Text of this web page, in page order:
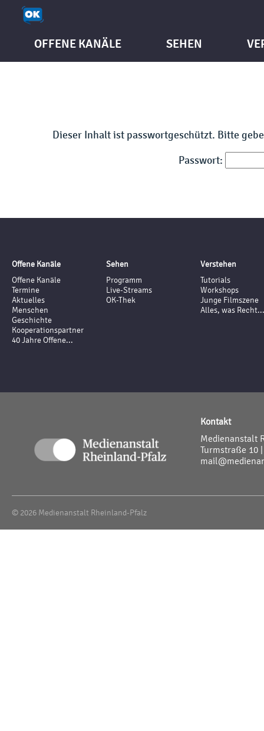
OFFENE KANÄLE SEHEN
Dieser Inhalt ist passwortgeschützt. Bitte
Passwort:
Offene Kanäle
Offene Kanäle
Termine
Aktuelles
Menschen
Geschichte
Kooperationspartner
40 Jahre Offene...
Sehen
Programm
Live-Streams
OK-Thek
Verstehen
Tutorials
Workshops
Junge Filmszene
Alles, was Recht...
Kontakt
Medienanstalt
Turmstraße 10
© 2026 Medienanstalt Rheinland-Pfalz